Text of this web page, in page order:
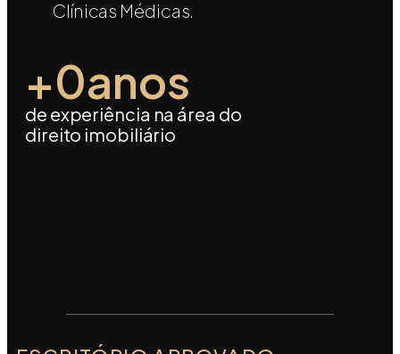
Clínicas Médicas.
de experiência na área do
direito imobiliário
+0anos